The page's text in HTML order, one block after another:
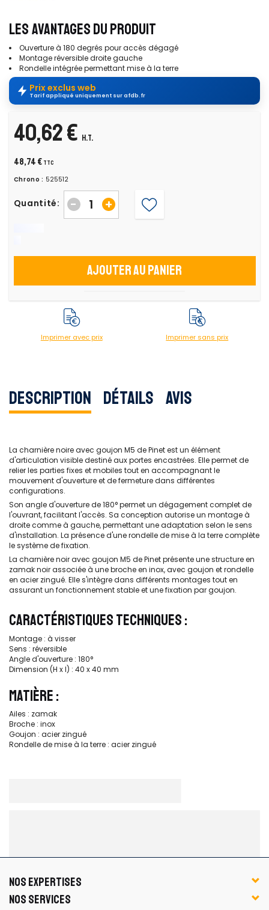
LES AVANTAGES DU PRODUIT
Ouverture à 180 degrés pour accès dégagé
Montage réversible droite gauche
Rondelle intégrée permettant mise à la terre
Prix exclus web
Tarif appliqué uniquement sur afdb.fr
40,62 € H.T.
48,74 € TTC
Chrono : 525512
Quantité: +
-
Ajouter au panier
Imprimer avec prix Imprimer sans prix
Description Détails Avis
La charnière noire avec goujon M5 de Pinet est un élément
d'articulation visible destiné aux portes encastrées. Elle permet de
relier les parties fixes et mobiles tout en accompagnant le
mouvement d'ouverture et de fermeture dans différentes
configurations.
Son angle d'ouverture de 180° permet un dégagement complet de
l'ouvrant, facilitant l'accès. Sa conception autorise un montage à
droite comme à gauche, permettant une adaptation selon le sens
d'installation. La présence d'une rondelle de mise à la terre complète
le système de fixation.
La charnière noir avec goujon M5 de Pinet présente une structure en
zamak noir associée à une broche en inox, avec goujon et rondelle
en acier zingué. Elle s'intègre dans différents montages tout en
assurant un fonctionnement stable et une fixation par goujon.
CARACTÉRISTIQUES TECHNIQUES :
Montage : à visser
Sens : réversible
Angle d'ouverture : 180°
Dimension (H x l) : 40 x 40 mm
MATIÈRE :
Ailes : zamak
Broche : inox
Goujon : acier zingué
Rondelle de mise à la terre : acier zingué
NOS EXPERTISES
NOS SERVICES